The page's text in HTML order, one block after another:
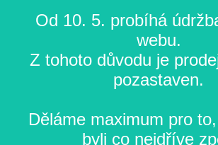
Od 10. 5. probíhá
webu.
Z tohoto důvodu je
pozastaven.
Děláme maximum pro
byli co nejdříve